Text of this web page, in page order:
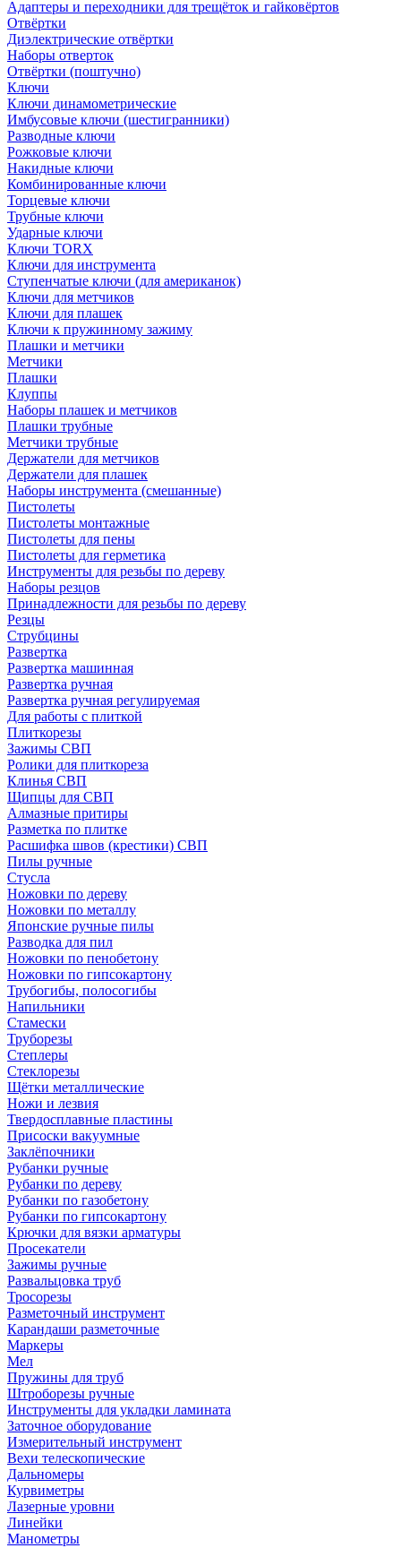
Адаптеры и переходники для трещёток и гайковёртов
Отвёртки
Диэлектрические отвёртки
Наборы отверток
Отвёртки (поштучно)
Ключи
Ключи динамометрические
Имбусовые ключи (шестигранники)
Разводные ключи
Рожковые ключи
Накидные ключи
Комбинированные ключи
Торцевые ключи
Трубные ключи
Ударные ключи
Ключи TORX
Ключи для инструмента
Ступенчатые ключи (для американок)
Ключи для метчиков
Ключи для плашек
Ключи к пружинному зажиму
Плашки и метчики
Метчики
Плашки
Клуппы
Наборы плашек и метчиков
Плашки трубные
Метчики трубные
Держатели для метчиков
Держатели для плашек
Наборы инструмента (смешанные)
Пистолеты
Пистолеты монтажные
Пистолеты для пены
Пистолеты для герметика
Инструменты для резьбы по дереву
Наборы резцов
Принадлежности для резьбы по дереву
Резцы
Струбцины
Развертка
Развертка машинная
Развертка ручная
Развертка ручная регулируемая
Для работы с плиткой
Плиткорезы
Зажимы СВП
Ролики для плиткореза
Клинья СВП
Щипцы для СВП
Алмазные притиры
Разметка по плитке
Расшифка швов (крестики) СВП
Пилы ручные
Стусла
Ножовки по дереву
Ножовки по металлу
Японские ручные пилы
Разводка для пил
Ножовки по пенобетону
Ножовки по гипсокартону
Трубогибы, полосогибы
Напильники
Стамески
Труборезы
Степлеры
Стеклорезы
Щётки металлические
Ножи и лезвия
Твердосплавные пластины
Присоски вакуумные
Заклёпочники
Рубанки ручные
Рубанки по дереву
Рубанки по газобетону
Рубанки по гипсокартону
Крючки для вязки арматуры
Просекатели
Зажимы ручные
Развальцовка труб
Тросорезы
Разметочный инструмент
Карандаши разметочные
Маркеры
Мел
Пружины для труб
Штроборезы ручные
Инструменты для укладки ламината
Заточное оборудование
Измерительный инструмент
Вехи телескопические
Дальномеры
Курвиметры
Лазерные уровни
Линейки
Манометры